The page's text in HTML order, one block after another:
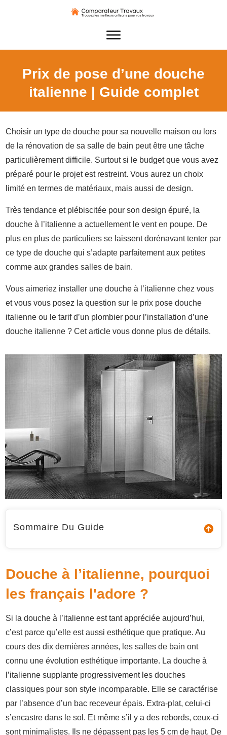
Prix de pose d’une douche
italienne | Guide complet
Choisir un type de douche pour sa nouvelle maison ou lors
de la rénovation de sa salle de bain peut être une tâche
particulièrement difficile. Surtout si le budget que vous avez
préparé pour le projet est restreint. Vous aurez un choix
limité en termes de matériaux, mais aussi de design.
Très tendance et plébiscitée pour son design épuré, la
douche à l’italienne a actuellement le vent en poupe. De
plus en plus de particuliers se laissent dorénavant tenter par
ce type de douche qui s’adapte parfaitement aux petites
comme aux grandes salles de bain.
Vous aimeriez installer une douche à l’italienne chez vous
et vous vous posez la question sur le prix pose douche
italienne ou le tarif d’un plombier pour l’installation d’une
douche italienne ? Cet article vous donne plus de détails.
Sommaire Du Guide
Douche à l’italienne, pourquoi
les français l'adore ?
Si la douche à l’italienne est tant appréciée aujourd’hui,
c’est parce qu’elle est aussi esthétique que pratique. Au
cours des dix dernières années, les salles de bain ont
connu une évolution esthétique importante. La douche à
l’italienne supplante progressivement les douches
classiques pour son style incomparable. Elle se caractérise
par l’absence d’un bac receveur épais. Extra-plat, celui-ci
s’encastre dans le sol. Et même s’il y a des rebords, ceux-ci
sont minimalistes. Ils ne dépassent pas les 5 cm de haut. De